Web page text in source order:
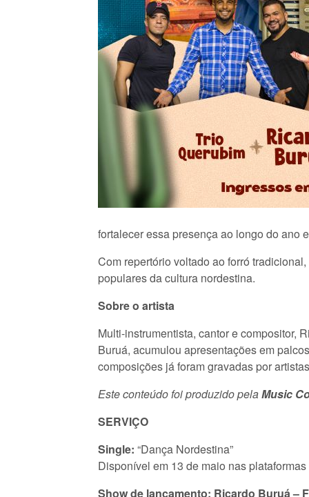
fortalecer essa presença ao longo do ano
Com repertório voltado ao forró
populares da cultura nordestina.
Sobre o artista
Multi-instrumentista, cantor e compositor,
Buruá, acumulou apresentações em
composições já foram gravadas por
Este conteúdo foi produzido pelaMusic
SERVIÇO
Single: “Dança Nordestina”
Disponível em 13 de maio nas
Show de lançamento: Ricardo Buruá –